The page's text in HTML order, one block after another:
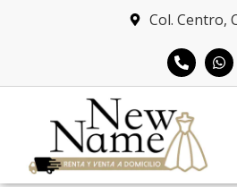
Col. Centro,